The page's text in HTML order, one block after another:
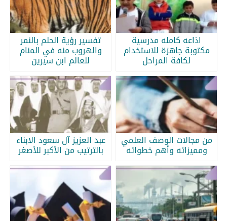
اذاعه كامله مدرسية
مكتوبة جاهزة للاستخدام
لكافة المراحل
تفسير رؤية الحلم بالنمر
والهروب منه في المنام
للعالم ابن سيرين
من مجالات الوصف العلمي
ومميزاته وأهم خطواته
عبد العزيز آل سعود الابناء
بالترتيب من الأكبر للأصغر